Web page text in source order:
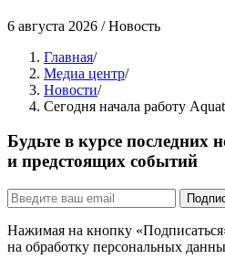
6 августа 2026 / Новость
Главная/
Медиа центр/
Новости/
Сегодня начала работу
Будьте в курсе последних
и предстоящих событий
Нажимая на кнопку
на обработку персональных